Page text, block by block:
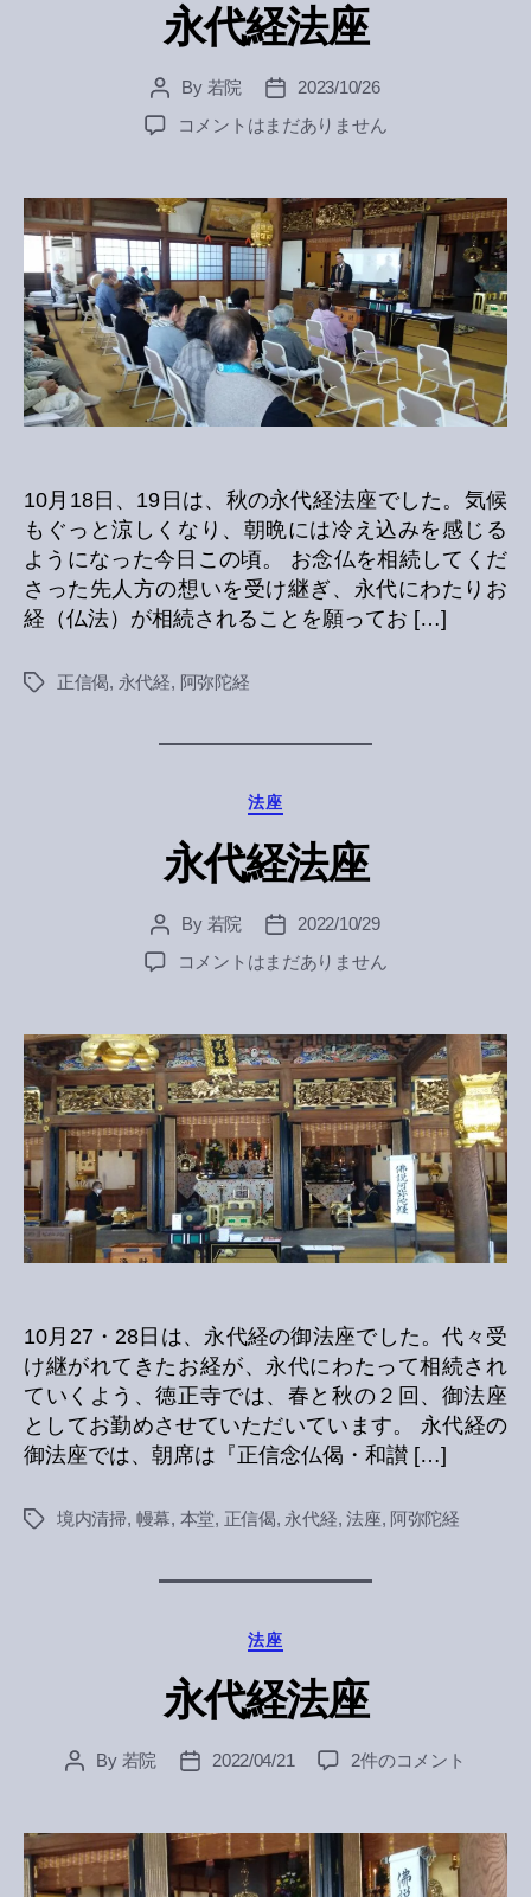
永代経法座
Post
author
By 若院
Post
date
2023/10/26
永
法
座
へ
の
コメントはまだありません
10月18日、19日は、秋の永代経法座でした。気候
もぐっと涼しくなり、朝晩には冷え込みを感じる
ようになった今日この頃。 お念仏を相続してくだ
さった先人方の想いを受け継ぎ、永代にわたりお
経（仏法）が相続されることを願ってお […]
Tags 正信偈, 永代経, 阿弥陀経
Categories
法座
永代経法座
Post
author
By 若院
Post
date
2022/10/29
永
法
座
へ
の
コメントはまだありません
10月27・28日は、永代経の御法座でした。代々受
け継がれてきたお経が、永代にわたって相続され
ていくよう、徳正寺では、春と秋の２回、御法座
としてお勤めさせていただいています。 永代経の
御法座では、朝席は『正信念仏偈・和讃 […]
Tags境内清掃, 幔幕, 本堂, 正信偈, 永代経, 法座, 阿弥陀経
Categories
法座
永代経法座
PostBy 若院
Post2022/04/21
永
法
座
へ
2件のコメント